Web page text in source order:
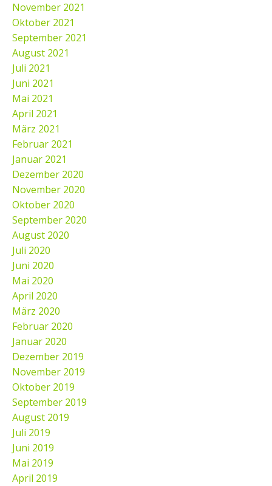
November 2021
Oktober 2021
September 2021
August 2021
Juli 2021
Juni 2021
Mai 2021
April 2021
März 2021
Februar 2021
Januar 2021
Dezember 2020
November 2020
Oktober 2020
September 2020
August 2020
Juli 2020
Juni 2020
Mai 2020
April 2020
März 2020
Februar 2020
Januar 2020
Dezember 2019
November 2019
Oktober 2019
September 2019
August 2019
Juli 2019
Juni 2019
Mai 2019
April 2019